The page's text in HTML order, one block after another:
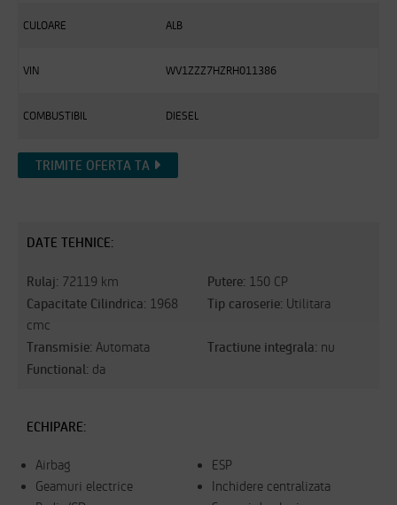
CULOARE ALB
VIN WV1ZZZ7HZRH011386
COMBUSTIBIL DIESEL
TRIMITE OFERTA TA
DATE TEHNICE:
Rulaj: 72119 km Putere: 150 CP
Capacitate Cilindrica: 1968
cmc
Tip caroserie: Utilitara
Transmisie: Automata Tractiune integrala: nu
Functional: da
ECHIPARE:
Airbag
ESP
Geamuri electrice
Inchidere centralizata